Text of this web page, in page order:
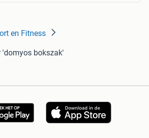
en Fitness
'domyos bokszak'